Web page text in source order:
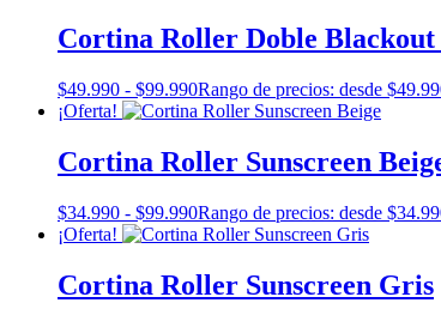
Cortina Roller Doble
$49.990 - $99.990Rango de precios: desde
¡Oferta!
Cortina Roller Sunscreen
$34.990 - $99.990Rango de precios: desde
¡Oferta!
Cortina Roller Sunscreen Gris